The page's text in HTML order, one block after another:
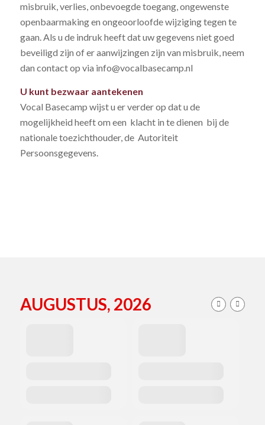
misbruik, verlies, onbevoegde toegang, ongewenste
openbaarmaking en ongeoorloofde wijziging tegen te
gaan. Als u de indruk heeft dat uw gegevens niet goed
beveiligd zijn of er aanwijzingen zijn van misbruik, neem
dan contact op via info@vocalbasecamp.nl
U kunt bezwaar aantekenen
Vocal Basecamp wijst u er verder op dat u de
mogelijkheid heeft om een klacht in te dienen bij de
nationale toezichthouder, de Autoriteit
Persoonsgegevens.
AUGUSTUS, 2026